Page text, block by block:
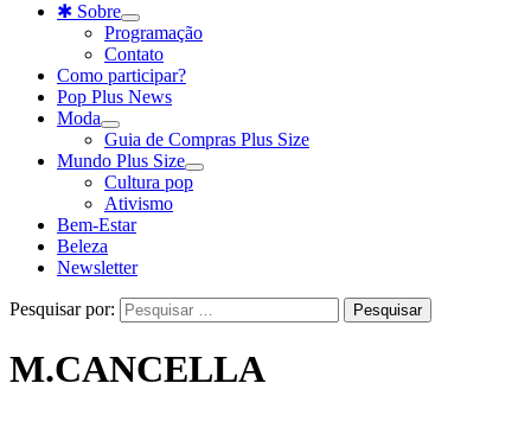
✱ Sobre
Programação
Contato
Como participar?
Pop Plus News
Moda
Guia de Compras Plus Size
Mundo Plus Size
Cultura pop
Ativismo
Bem-Estar
Beleza
Newsletter
Pesquisar por:
M.CANCELLA